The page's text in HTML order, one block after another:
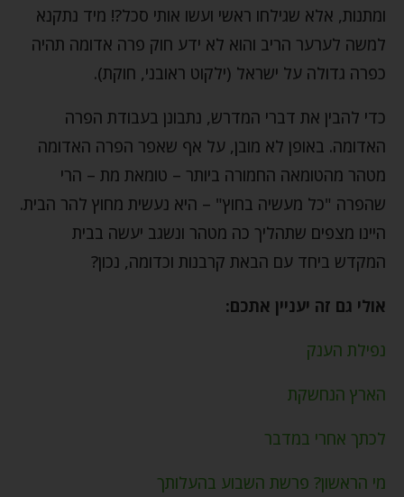
ומתנות, אלא שגילחו ראשי ועשו אותי סכל?! מיד נתקנא
למשה לערער הריב והוא לא ידע חוק פרה אדומה תהיה
כפרה גדולה על ישראל (ילקוט ראובני, חוקת).
כדי להבין את דברי המדרש, נתבונן בעבודת הפרה
האדומה. באופן לא מובן, על אף שאפר הפרה האדומה
מטהר מהטומאה החמורה ביותר – טומאת מת – הרי
שהפרה "כל מעשיה בחוץ" – היא נעשית מחוץ להר הבית.
היינו מצפים שתהליך כה מטהר ונשגב יעשה בבית
המקדש ביחד עם הבאת קרבנות וכדומה, נכון?
אולי גם זה יעניין אתכם:
נפילת הענק
הארץ הנחשקת
לכתך אחרי במדבר
מי הראשון? פרשת השבוע בהעלותך